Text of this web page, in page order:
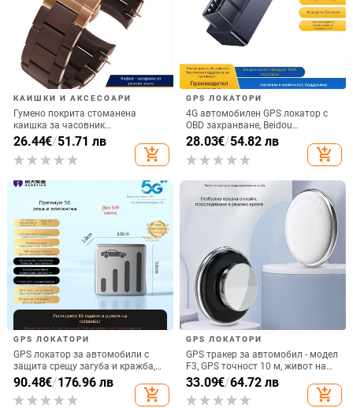
КАИШКИ И АКСЕСОАРИ
Гумено покрита стоманена
каишка за часовник
AR5889/5890/5905/5920, 20/23
мм, унисекс
26.44€/51.71 лв
add_shopping_cart
GPS ЛОКАТОРИ
4G автомобилен GPS локатор с
OBD захранване, Beidou
позициониране, Model D9,
антикрадешки тракер с аларми
за вибрация, загуба на
скорост
28.03€/54.82 лв
add_shopping_cart
GPS ЛОКАТОРИ
GPS локатор за автомобили с
защита срещу загуба и кражба,
проследяващо и записващо
устройство
90.48€/176.96 лв
add_shopping_cart
GPS ЛОКАТОРИ
GPS тракер за автомобил - модел
F3, GPS точност 10 м, живот на
батерията 180 дни,
водоустойчив, AMAP и Google
карти
33.09€/64.72 лв
add_shopping_cart